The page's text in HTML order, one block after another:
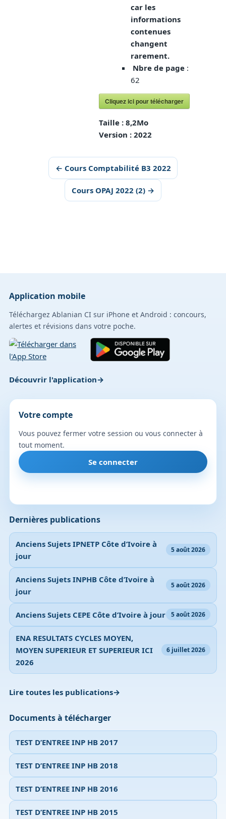
car les
informations
contenues
changent
rarement.
Nbre de page :
62
Cliquez ici pour télécharger
Taille :8,2Mo
Version :2022
← Cours Comptabilité B3 2022
Cours OPAJ 2022 (2) →
Application mobile
Téléchargez Ablanian CI sur iPhone et Android : concours,
alertes et révisions dans votre poche.
Découvrir l'application
Dernières publications
Anciens Sujets IPNETP Côte d’Ivoire à
jour
5 août 2026
Anciens Sujets INPHB Côte d’Ivoire à
jour
5 août 2026
Anciens Sujets CEPE Côte d’Ivoire à jour 5 août 2026
ENA RESULTATS CYCLES MOYEN,
MOYEN SUPERIEUR ET SUPERIEUR ICI
2026
6 juillet 2026
Lire toutes les publications
Documents à télécharger
TEST D’ENTREE INP HB 2017
TEST D’ENTREE INP HB 2018
TEST D’ENTREE INP HB 2016
TEST D’ENTREE INP HB 2015
Votre compte
Vous pouvez fermer votre session ou vous connecter à
tout moment.
Se connecter